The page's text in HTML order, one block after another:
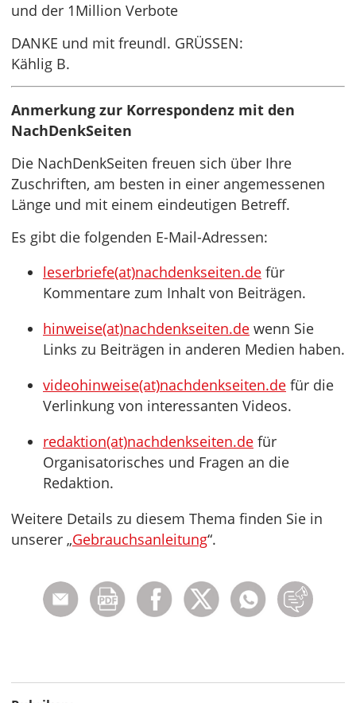
und der 1Million Verbote
DANKE und mit freundl. GRÜSSEN:
Kählig B.
Anmerkung zur Korrespondenz mit den
NachDenkSeiten
Die NachDenkSeiten freuen sich über Ihre
Zuschriften, am besten in einer angemessenen
Länge und mit einem eindeutigen Betreff.
Es gibt die folgenden E-Mail-Adressen:
leserbriefe(at)nachdenkseiten.de für
Kommentare zum Inhalt von Beiträgen.
hinweise(at)nachdenkseiten.de wenn Sie
Links zu Beiträgen in anderen Medien haben.
videohinweise(at)nachdenkseiten.de für die
Verlinkung von interessanten Videos.
redaktion(at)nachdenkseiten.de für
Organisatorisches und Fragen an die
Redaktion.
Weitere Details zu diesem Thema finden Sie in
unserer „Gebrauchsanleitung“.